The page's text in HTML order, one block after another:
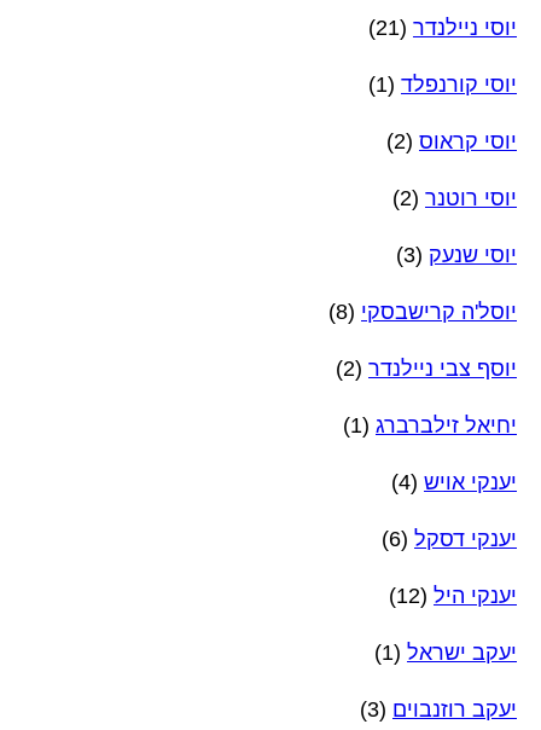
יוסי ניילנדר (21)
יוסי קורנפלד (1)
יוסי קראוס (2)
יוסי רוטנר (2)
יוסי שנעק (3)
יוסל'ה קרישבסקי (8)
יוסף צבי ניילנדר (2)
יחיאל זילברברג (1)
יענקי אויש (4)
יענקי דסקל (6)
יענקי היל (12)
יעקב ישראל (1)
יעקב רוזנבוים (3)